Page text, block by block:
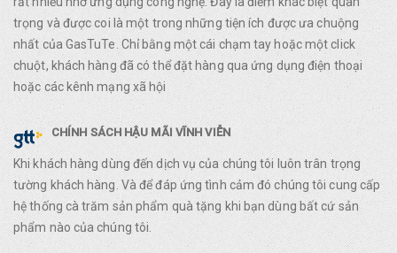
trọng và được coi là một trong những tiện ích được ưa chuộng
nhất của GasTuTe. Chỉ bằng một cái chạm tay hoặc một click
chuột, khách hàng đã có thể đặt hàng qua ứng dụng điện thoại
hoặc các kênh mạng xã hội
CHÍNH SÁCH HẬU MÃI VĨNH VIỄN
Khi khách hàng dùng đến dịch vụ của chúng tôi luôn trân trọng
tường khách hàng. Và để đáp ứng tình cảm đó chúng tôi cung cấp
hệ thống cà trăm sản phẩm quà tặng khi bạn dùng bất cứ sản
phẩm nào của chúng tôi.